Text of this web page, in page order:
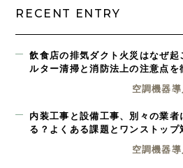
RECENT ENTRY
飲食店の排気ダクト火災はなぜ起
ルター清掃と消防法上の注意点を
空調機器
内装工事と設備工事、別々の業者
る？よくある課題とワンストップ
空調機器